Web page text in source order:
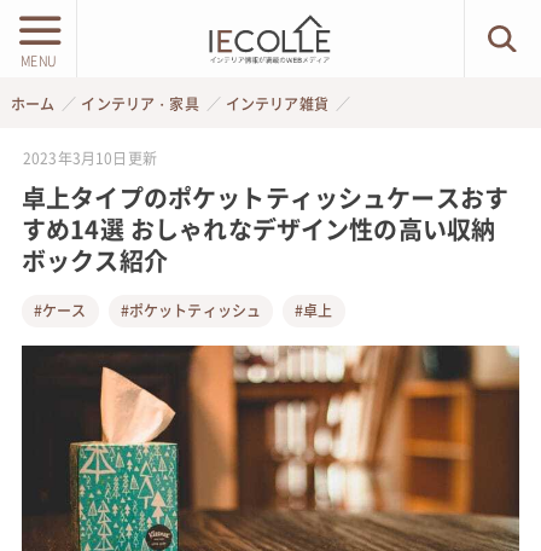
MENU
ホーム インテリア・家具 インテリア雑貨
2023年3月10日 更新
卓上タイプのポケットティッシュケースおす
すめ14選 おしゃれなデザイン性の高い収納
ボックス紹介
#ケース #ポケットティッシュ #卓上